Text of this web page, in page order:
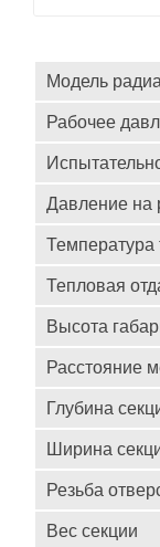
Модель
Рабочее
Давление на
Температура
Тепловая
Высота
Расстояние
Глубина
Ширина
Резьба
Вес секции